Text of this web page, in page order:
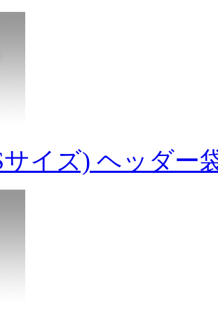
サイズ) ヘッダー